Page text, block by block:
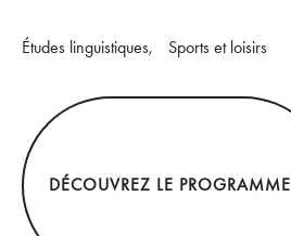
Études linguistiques, Sports et loisirs
Découvrez le programme
DÉCOUVREZ LE PROGRAMME